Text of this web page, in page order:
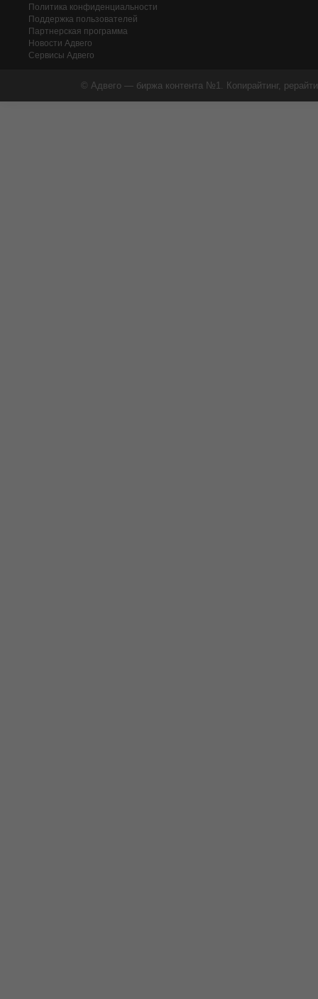
Политика конфиденциальности
Поддержка пользователей
Партнерская программа
Новости Адвего
Сервисы Адвего
© Адвего — биржа контента №1. Копирайтинг,